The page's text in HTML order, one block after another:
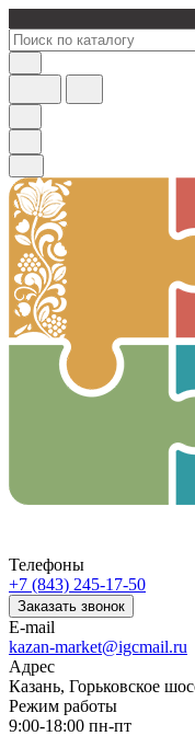
Телефоны
+7 (843) 245-17-50
Заказать звонок
E-mail
kazan-market@igcmail.ru
Адрес
Казань, ​Горьковское
Режим работы
9:00-18:00 пн-пт